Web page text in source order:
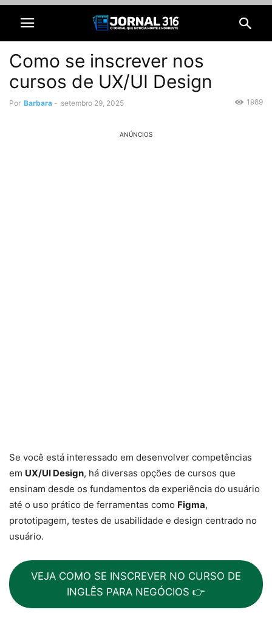
Como se inscrever nos
cursos de UX/UI Design
Por Barbara - setembro 29, 2025 1989
ANÚNCIOS
Se você está interessado em desenvolver competências
em UX/UI Design, há diversas opções de cursos que
ensinam desde os fundamentos da experiência do usuário
até o uso prático de ferramentas como Figma,
prototipagem, testes de usabilidade e design centrado no
usuário.
VEJA COMO SE INSCREVER NO CURSO DE
INGLÊS PARA NEGÓCIOS 👉